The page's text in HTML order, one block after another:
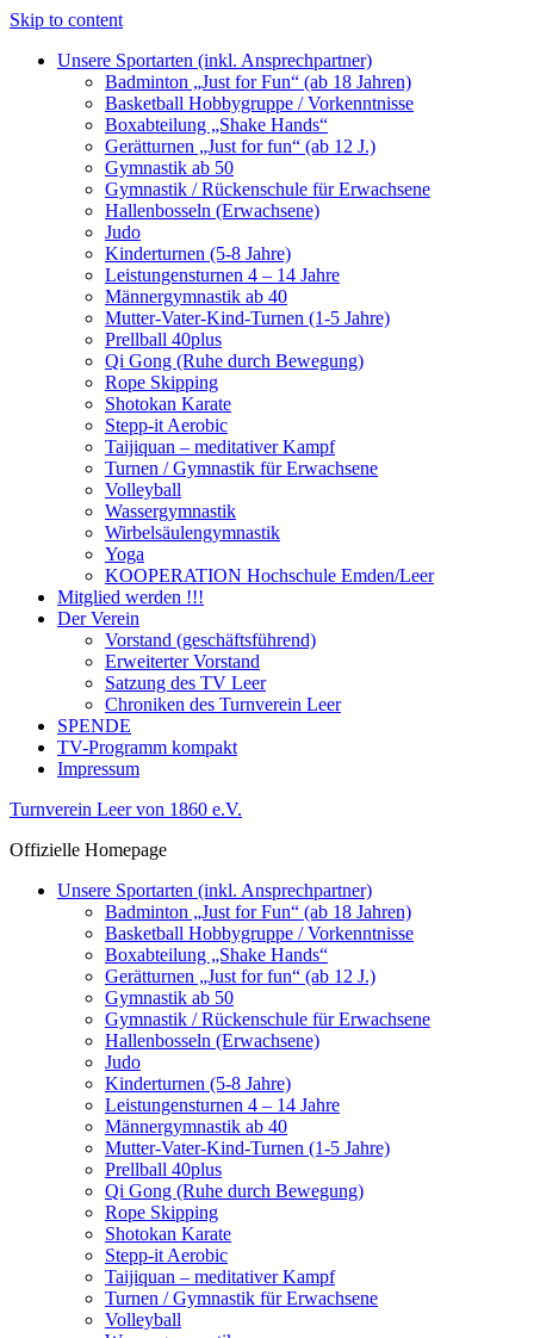
Skip to content
Unsere Sportarten (inkl. Ansprechpartner)
Badminton „Just for Fun“ (ab 18 Jahren)
Basketball Hobbygruppe / Vorkenntnisse
Boxabteilung „Shake Hands“
Gerätturnen „Just for fun“ (ab 12 J.)
Gymnastik ab 50
Gymnastik / Rückenschule für Erwachsene
Hallenbosseln (Erwachsene)
Judo
Kinderturnen (5-8 Jahre)
Leistungensturnen 4 – 14 Jahre
Männergymnastik ab 40
Mutter-Vater-Kind-Turnen (1-5 Jahre)
Prellball 40plus
Qi Gong (Ruhe durch Bewegung)
Rope Skipping
Shotokan Karate
Stepp-it Aerobic
Taijiquan – meditativer Kampf
Turnen / Gymnastik für Erwachsene
Volleyball
Wassergymnastik
Wirbelsäulengymnastik
Yoga
KOOPERATION Hochschule Emden/Leer
Mitglied werden !!!
Der Verein
Vorstand (geschäftsführend)
Erweiterter Vorstand
Satzung des TV Leer
Chroniken des Turnverein Leer
SPENDE
TV-Programm kompakt
Impressum
Turnverein Leer von 1860 e.V.
Offizielle Homepage
Unsere Sportarten (inkl. Ansprechpartner)
Badminton „Just for Fun“ (ab 18 Jahren)
Basketball Hobbygruppe / Vorkenntnisse
Boxabteilung „Shake Hands“
Gerätturnen „Just for fun“ (ab 12 J.)
Gymnastik ab 50
Gymnastik / Rückenschule für Erwachsene
Hallenbosseln (Erwachsene)
Judo
Kinderturnen (5-8 Jahre)
Leistungensturnen 4 – 14 Jahre
Männergymnastik ab 40
Mutter-Vater-Kind-Turnen (1-5 Jahre)
Prellball 40plus
Qi Gong (Ruhe durch Bewegung)
Rope Skipping
Shotokan Karate
Stepp-it Aerobic
Taijiquan – meditativer Kampf
Turnen / Gymnastik für Erwachsene
Volleyball